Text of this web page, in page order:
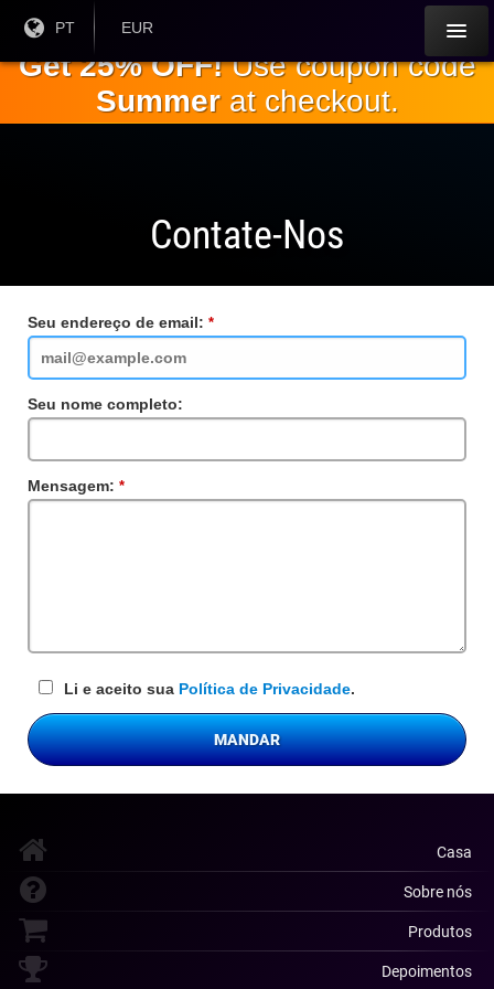
principal
Língua
PT
Moeda
EUR
Get 25% OFF!Use coupon code
Summerat checkout.
Contate-Nos
Seu endereço de email:
obrigatório
Seu nome completo:
Mensagem:
obrigatório
Li e aceito sua Política de Privacidade.
MANDAR
Casa
Sobre nós
Produtos
Depoimentos